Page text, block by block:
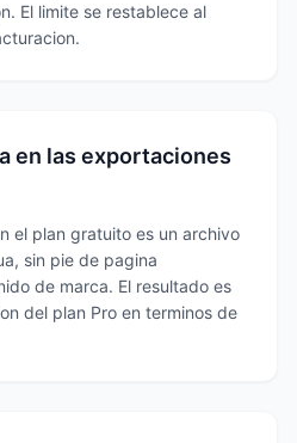
El limite se restablece al
en las exportaciones
el plan gratuito es un archivo
sin pie de pagina
de marca. El resultado es
del plan Pro en terminos de